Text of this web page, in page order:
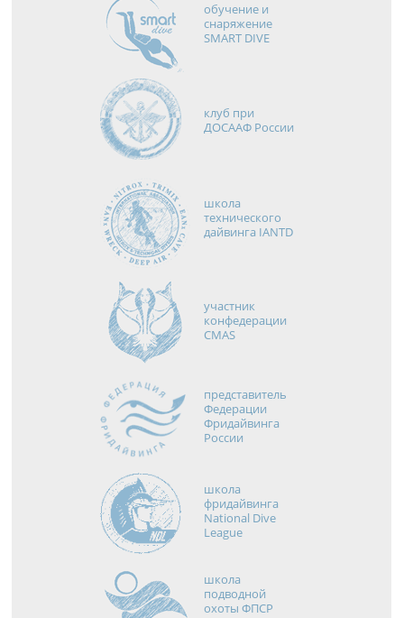
обучение и
снаряжение
SMART DIVE
клуб при
ДОСААФ России
школа
технического
дайвинга IANTD
участник
конфедерации
CMAS
представитель
Федерации
Фридайвинга
России
школа
фридайвинга
National Dive
League
школа
подводной
охоты ФПСР